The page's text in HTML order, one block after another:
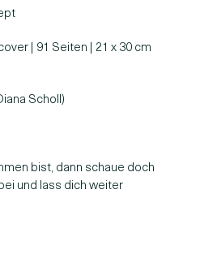
| 91 Seiten | 21 x 30 cm
Scholl)
bist, dann schaue doch
und lass dich weiter